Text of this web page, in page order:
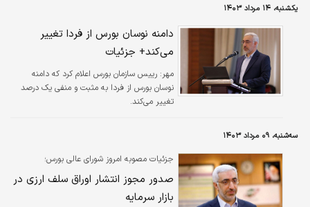
یکشنبه، ۱۴ مرداد ۱۴۰۳
دامنه نوسان بورس از فردا تغییر
می‌کند+ جزئیات
مهر: رییس سازمان بورس اعلام کرد که دامنه
نوسان بورس از فردا به مثبت و منفی یک درصد
تغییر می‌کند.
سه‌شنبه، ۰۹ مرداد ۱۴۰۳
جزئیات مصوبه امروز شورای عالی بورس؛
صدور مجوز انتشار اوراق سلف ارزی در
بازار سرمایه